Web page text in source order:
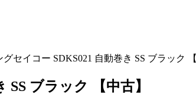
セイコー SDKS021 自動巻き SS ブラック
ブラック 【中古】